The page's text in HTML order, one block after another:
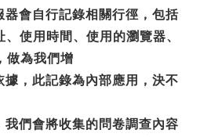
會自行記錄相關行徑，包括
使用時間、使用的瀏覽器、
做為我們增
，此記錄為內部應用，決不
們會將收集的問卷調查內容